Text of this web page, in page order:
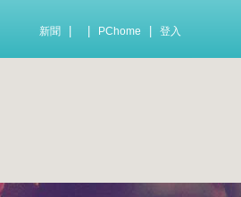
新聞 PChome 登入